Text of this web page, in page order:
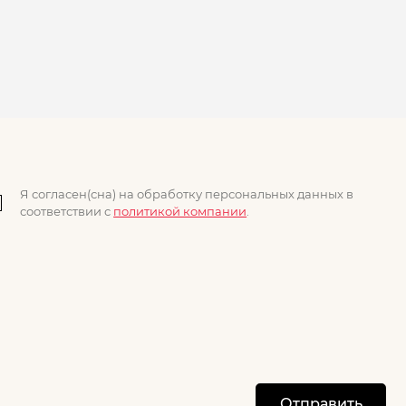
Я согласен(сна) на обработку персональных данных в
соответствии с политикой компании.